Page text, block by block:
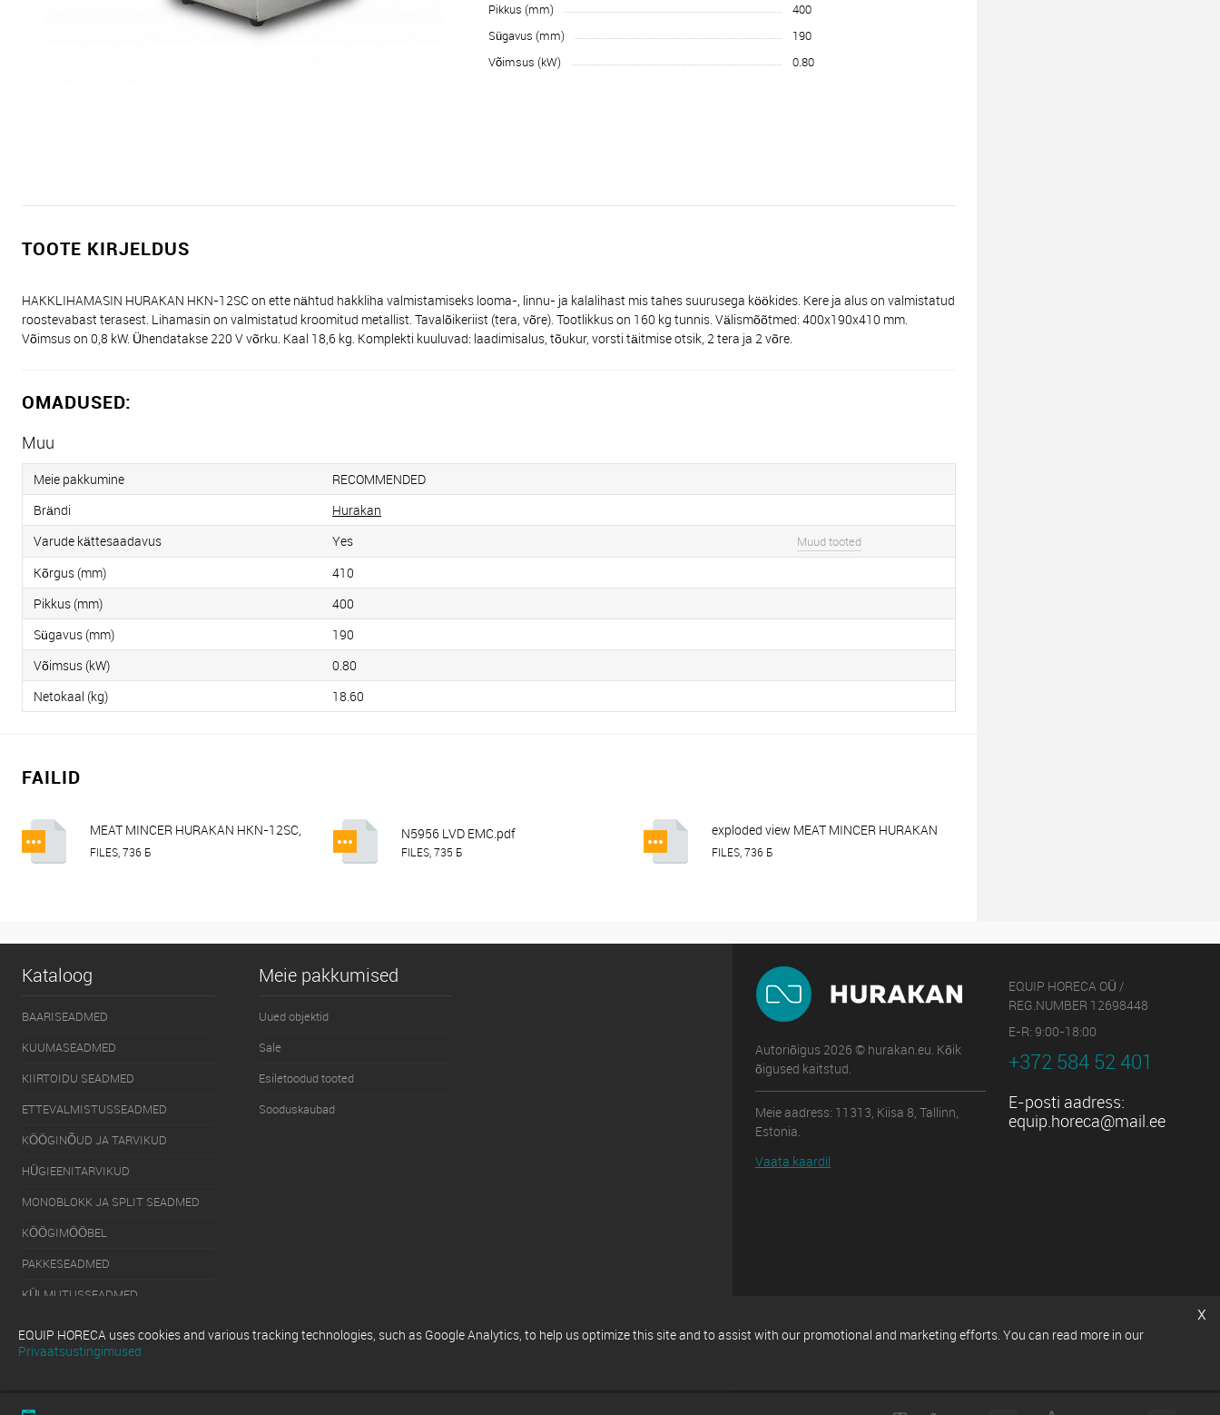
Pikkus (mm)
400
Sügavus (mm)
190
Võimsus (kW)
0.80
TOOTE KIRJELDUS
HAKKLIHAMASIN HURAKAN HKN-12SC on ette nähtud hakkliha valmistamiseks looma-, linnu- ja kalalihast mis tahes suurusega köökides. Kere ja alus on valmistatud
roostevabast terasest. Lihamasin on valmistatud kroomitud metallist. Tavalõikeriist (tera, võre). Tootlikkus on 160 kg tunnis. Välismõõtmed: 400x190x410 mm.
Võimsus on 0,8 kW. Ühendatakse 220 V võrku. Kaal 18,6 kg. Komplekti kuuluvad: laadimisalus, tõukur, vorsti täitmise otsik, 2 tera ja 2 võre.
OMADUSED:
Muu
Meie pakkumine
RECOMMENDED
Brändi
Hurakan
Varude kättesaadavus
Yes Muud tooted
Kõrgus (mm)
410
Pikkus (mm)
400
Sügavus (mm)
190
Võimsus (kW)
0.80
Netokaal (kg)
18.60
FAILID
MEAT MINCER HURAKAN HKN-12SC,
HKN-12SS, HKN-22SC, HKN-22SS.pdf
FILES, 736 Б
N5956 LVD EMC.pdf
FILES, 735 Б
exploded view MEAT MINCER HURAKAN
HKN-12SC.pdf
FILES, 736 Б
Kataloog
BAARISEADMED
KUUMASEADMED
KIIRTOIDU SEADMED
ETTEVALMISTUSSEADMED
KÖÖGINÕUD JA TARVIKUD
HÜGIEENITARVIKUD
MONOBLOKK JA SPLIT SEADMED
KÖÖGIMÖÖBEL
PAKKESEADMED
KÜLMUTUSSEADMED
NÕUDEPESUMASINAD
Meie pakkumised
Uued objektid
Sale
Esiletoodud tooted
Sooduskaubad
Autoriõigus 2026 © hurakan.eu. Kõik
õigused kaitstud.
Meie aadress: 11313, Kiisa 8, Tallinn,
Estonia.
Vaata kaardil
EQUIP HORECA OÜ /
REG.NUMBER 12698448
E-R: 9:00-18:00
+372 584 52 401
E-posti aadress:
equip.horeca@mail.ee
x
EQUIP HORECA uses cookies and various tracking technologies, such as Google Analytics, to help us optimize this site and to assist with our promotional and marketing efforts. You can read more in our
Privaatsustingimused